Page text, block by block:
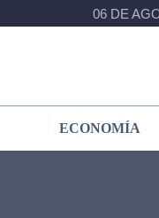
06 DE
ECONOMÍA